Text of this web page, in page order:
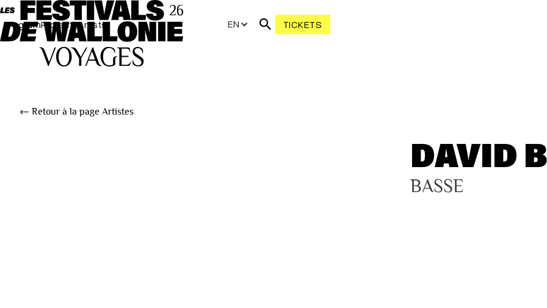
ProgramProjectsArtists EN TICKETS
← Retour à la page Artistes
DAVID
BASSE